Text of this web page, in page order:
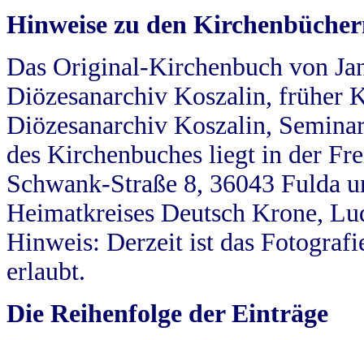
Hinweise zu den
Das Original-Kirchenbuch von
Diözesanarchiv Koszalin, früher
Diözesanarchiv Koszalin,
des Kirchenbuches liegt in der
Schwank-Straße 8, 36043 Fulda
Heimatkreises Deutsch Krone,
Hinweis: Derzeit ist das
erlaubt.
Die Reihenfolge der Einträge